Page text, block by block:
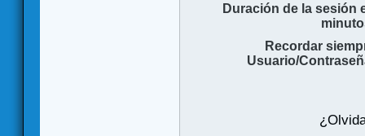
Duración de la sesión
Recordar
Usuario/